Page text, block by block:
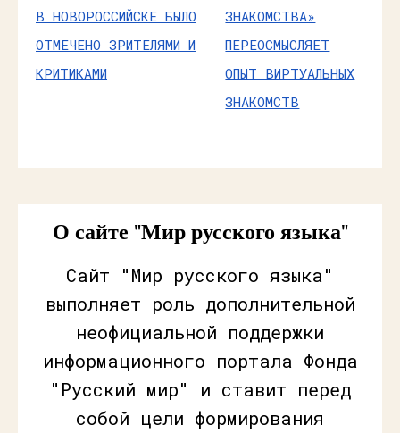
В НОВОРОССИЙСКЕ БЫЛО
ОТМЕЧЕНО ЗРИТЕЛЯМИ И
КРИТИКАМИ
ЗНАКОМСТВА»
ПЕРЕОСМЫСЛЯЕТ
ОПЫТ ВИРТУАЛЬНЫХ
ЗНАКОМСТВ
О сайте "Мир русского языка"
Сайт "Мир русского языка"
выполняет роль дополнительной
неофициальной поддержки
информационного портала Фонда
"Русский мир" и ставит перед
собой цели формирования